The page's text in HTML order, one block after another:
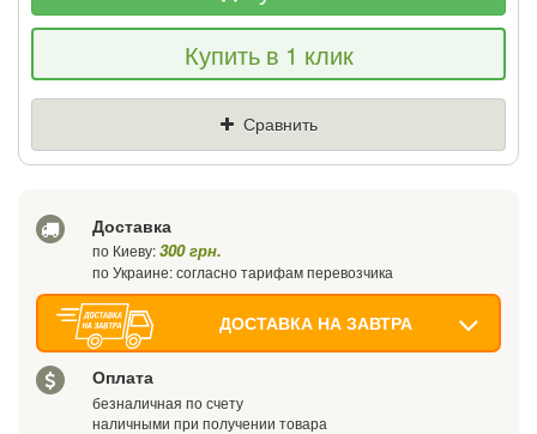
Если Вы найдете товар дешевле - мы
снизим цену и подарим % от разницы
Купить в 1 клик
Сравнить
Доставка
по Киеву:300 грн.
по Украине: согласно тарифам перевозчика
ДОСТАВКА НА ЗАВТРА
Оплата
безналичная по счету
наличными при получении товара